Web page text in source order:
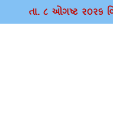
તા. ૮ ઓગષ્ટ ર૦ર૬